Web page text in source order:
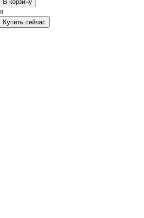
В корзину
Купить сейчас